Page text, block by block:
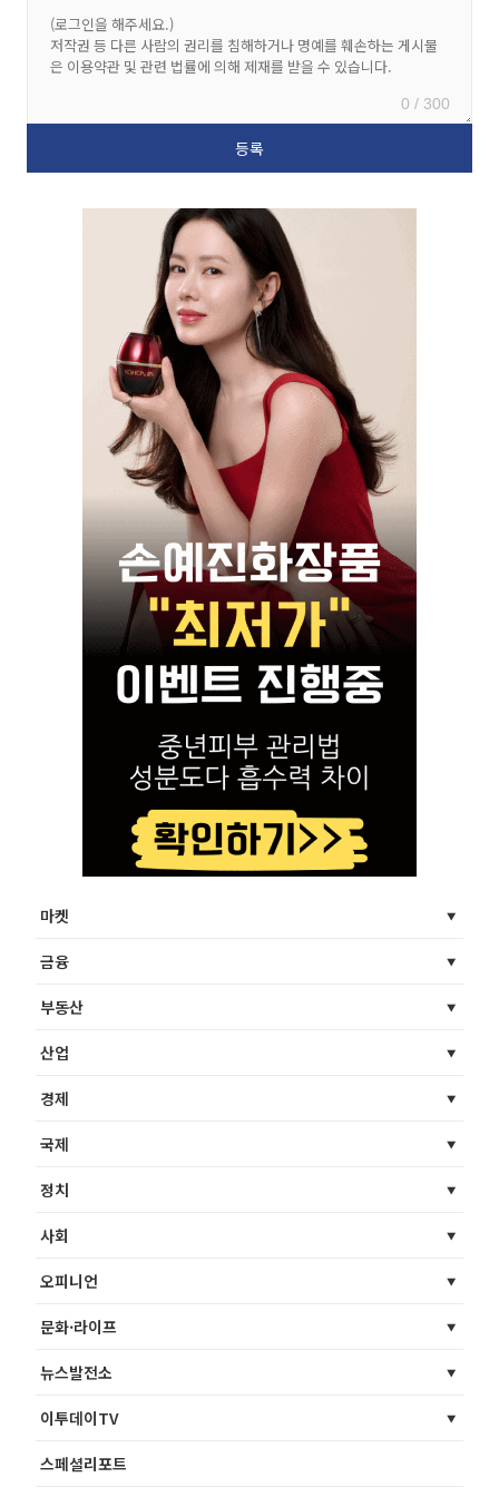
0 / 300
마켓
금융
부동산
산업
경제
국제
정치
사회
오피니언
문화·라이프
뉴스발전소
이투데이TV
스페셜리포트